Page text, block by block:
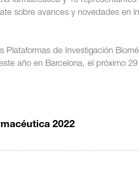
sobre avances y novedades en
Plataformas de Investigación
año en Barcelona, el próximo
2022